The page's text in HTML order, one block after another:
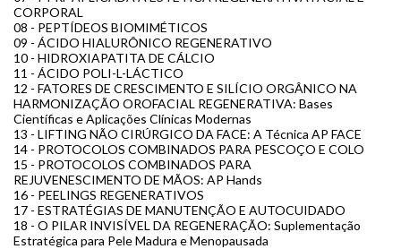
CORPORAL
08 - PEPTÍDEOS BIOMIMÉTICOS
09 - ÁCIDO HIALURÔNICO REGENERATIVO
10 - HIDROXIAPATITA DE CÁLCIO
11 - ÁCIDO POLI-L-LÁCTICO
12 - FATORES DE CRESCIMENTO E SILÍCIO ORGÂNICO NA
HARMONIZAÇÃO OROFACIAL REGENERATIVA: Bases
Científicas e Aplicações Clínicas Modernas
13 - LIFTING NÃO CIRÚRGICO DA FACE: A Técnica AP FACE
14 - PROTOCOLOS COMBINADOS PARA PESCOÇO E COLO
15 - PROTOCOLOS COMBINADOS PARA
REJUVENESCIMENTO DE MÃOS: AP Hands
16 - PEELINGS REGENERATIVOS
17 - ESTRATÉGIAS DE MANUTENÇÃO E AUTOCUIDADO
18 - O PILAR INVISÍVEL DA REGENERAÇÃO: Suplementação
Estratégica para Pele Madura e Menopausada